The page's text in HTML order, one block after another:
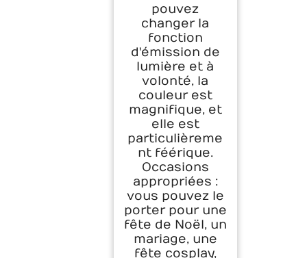
pouvez
changer la
fonction
d'émission de
lumière et à
volonté, la
couleur est
magnifique, et
elle est
particulièreme
nt féérique.
Occasions
appropriées :
vous pouvez le
porter pour une
fête de Noël, un
mariage, une
fête cosplay,